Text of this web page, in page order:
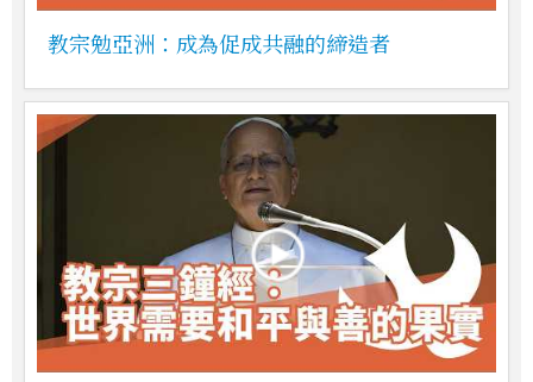
教宗勉亞洲：成為促成共融的締造者